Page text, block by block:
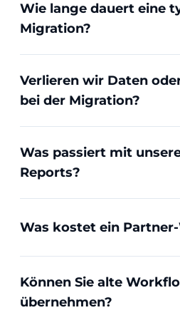
Wie lange dauert eine
Migration?
Verlieren wir Daten
bei der Migration?
Was passiert mit
Reports?
Was kostet ein
Können Sie alte
übernehmen?